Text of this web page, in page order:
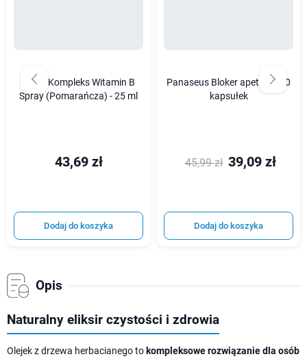
Osavi Kompleks Witamin B
Spray (Pomarańcza) - 25 ml
43,69 zł
Dodaj do koszyka
Panaseus Bloker apetytu - 50
kapsułek
45,99 zł 39,09 zł
Dodaj do koszyka
Opis
Naturalny eliksir czystości i zdrowia
Olejek z drzewa herbacianego to kompleksowe rozwiązanie dla osób